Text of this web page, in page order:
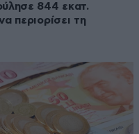
844 εκατ.
περιορίσει τη